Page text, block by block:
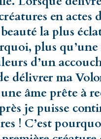
en actes
la plus
plus qu’une
d’un
délivrer ma
âme prête à
je puisse
! C’est